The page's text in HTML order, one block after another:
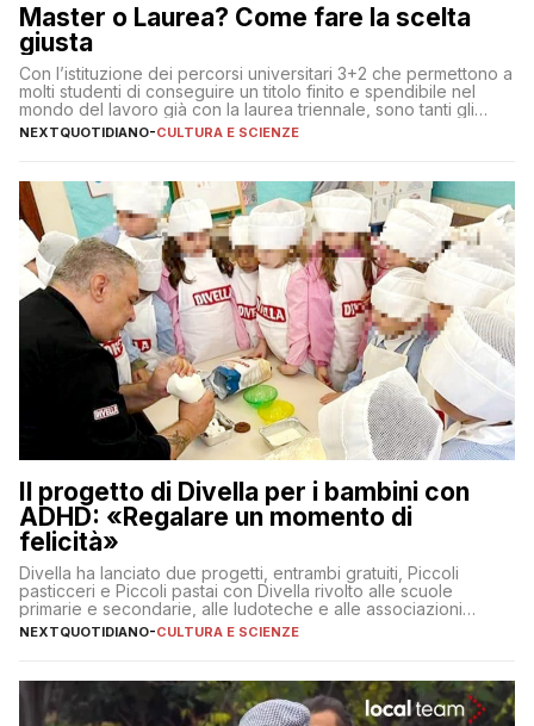
Master o Laurea? Come fare la scelta
giusta
Con l’istituzione dei percorsi universitari 3+2 che permettono a
molti studenti di conseguire un titolo finito e spendibile nel
mondo del lavoro già con la laurea triennale, sono tanti gli
interrogativi che si pongono gli studenti una volta raggiunto
l’obiettivo di primo livello
NEXTQUOTIDIANO-CULTURA E SCIENZE
Il progetto di Divella per i bambini con
ADHD: «Regalare un momento di
felicità»
Divella ha lanciato due progetti, entrambi gratuiti, Piccoli
pasticceri e Piccoli pastai con Divella rivolto alle scuole
primarie e secondarie, alle ludoteche e alle associazioni
pugliesi che si occupano di bambini con ADHD
NEXTQUOTIDIANO-CULTURA E SCIENZE